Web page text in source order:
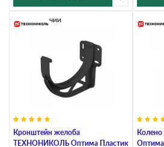
Кронштейн желоба
ТЕХНОНИКОЛЬ Оптима Пластик
В наличии В